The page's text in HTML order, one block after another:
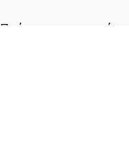
Πρόσφατες αναρτήσεις